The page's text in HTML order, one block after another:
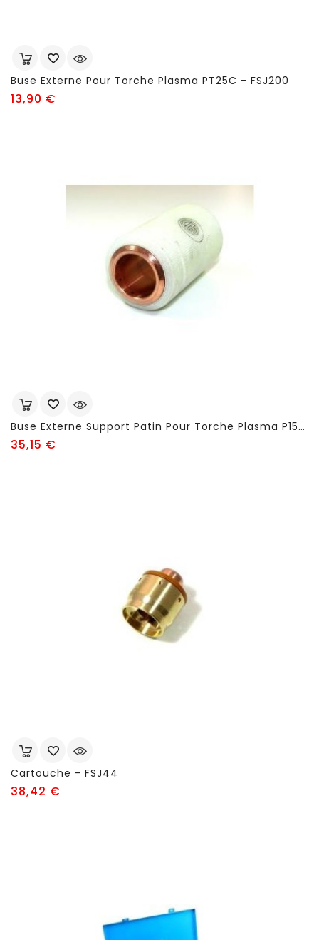
Buse Externe Pour Torche Plasma PT25C - FSJ200
13,90 €
Buse Externe Support Patin Pour Torche Plasma P150 - FSJ444
35,15 €
Cartouche - FSJ44
38,42 €